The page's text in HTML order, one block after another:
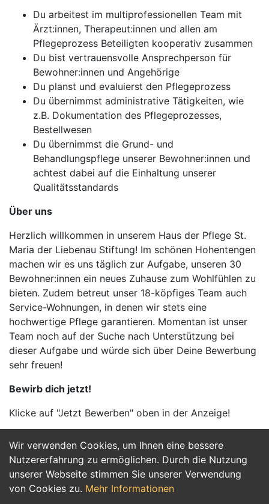
Wir verwenden Cookies, um Ihnen eine bessere
Nutzererfahrung zu ermöglichen. Durch die Nutzung
unserer Webseite stimmen Sie unserer Verwendung
von Cookies zu. Mehr Informationen
Du arbeitest im multiprofessionellen Team mit
Ärzt:innen, Therapeut:innen und allen am
Pflegeprozess Beteiligten kooperativ zusammen
Du bist vertrauensvolle Ansprechperson für
Bewohner:innen und Angehörige
Du planst und evaluierst den Pflegeprozess
Du übernimmst administrative Tätigkeiten, wie
z.B. Dokumentation des Pflegeprozesses,
Bestellwesen
Du übernimmst die Grund- und
Behandlungspflege unserer Bewohner:innen und
achtest dabei auf die Einhaltung unserer
Qualitätsstandards
Über uns
Herzlich willkommen in unserem Haus der Pflege St.
Maria der Liebenau Stiftung! Im schönen Hohentengen
machen wir es uns täglich zur Aufgabe, unseren 30
Bewohner:innen ein neues Zuhause zum Wohlfühlen zu
bieten. Zudem betreut unser 18-köpfiges Team auch
Service-Wohnungen, in denen wir stets eine
hochwertige Pflege garantieren. Momentan ist unser
Team noch auf der Suche nach Unterstützung bei
dieser Aufgabe und würde sich über Deine Bewerbung
sehr freuen!
Bewirb dich jetzt!
Klicke auf "Jetzt Bewerben" oben in der Anzeige!
Jetzt Bewerben